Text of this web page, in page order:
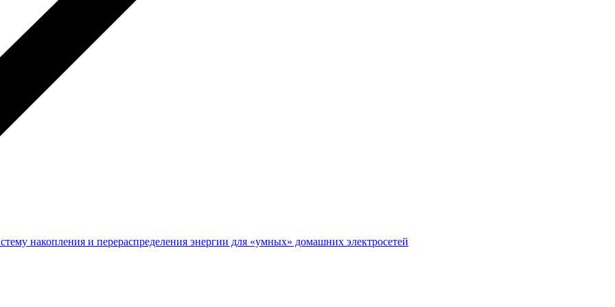
накопления и перераспределения энергии для «умных» домашних электросетей